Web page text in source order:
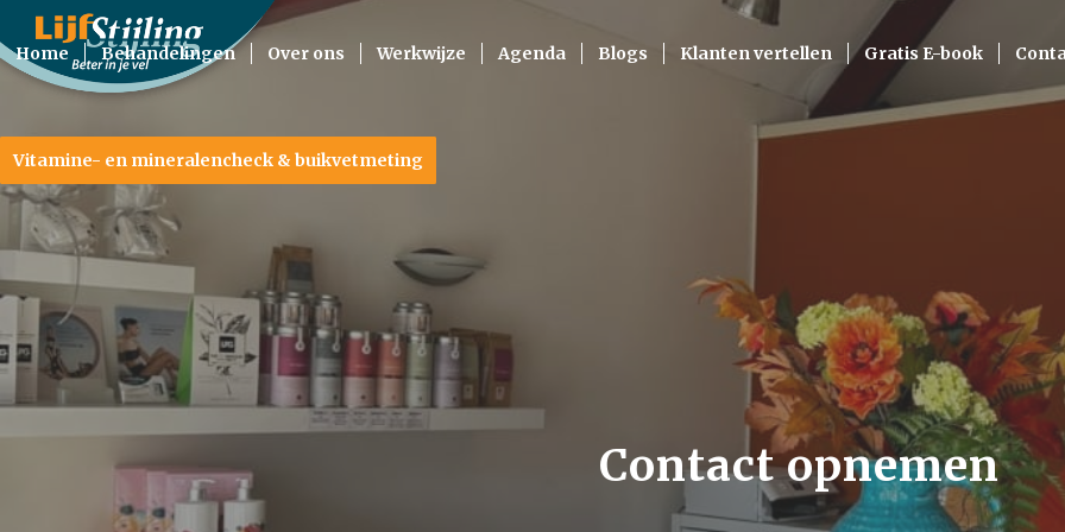
Home Behandelingen Over ons Werkwijze Agenda Blogs Klanten vertellen Gratis E-book
Vitamine- en mineralencheck & buikvetmeting
Contact opnemen